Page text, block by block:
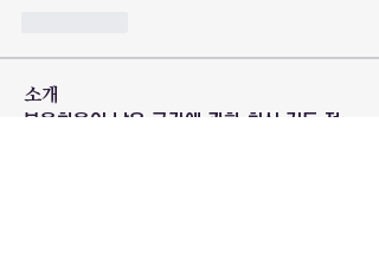
소개
복음화율이 낮은 국가에 관한 최신 기도 정